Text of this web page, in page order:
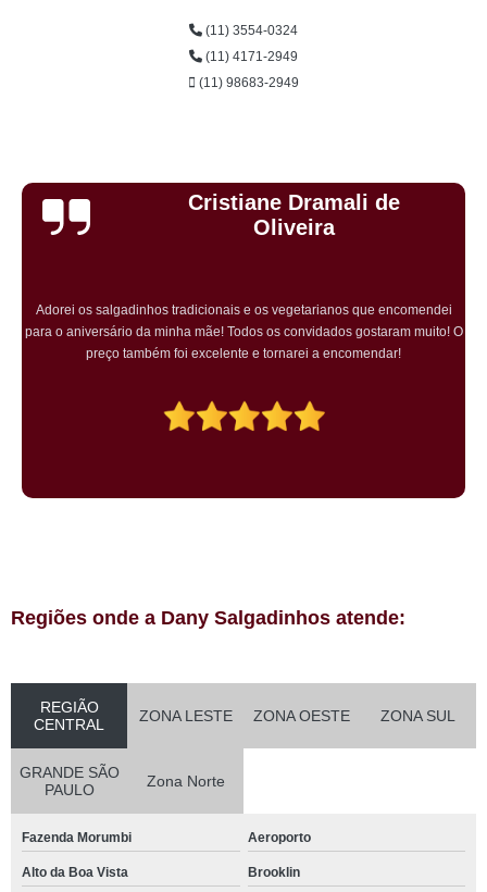
(11) 3554-0324
(11) 4171-2949
(11) 98683-2949
Cristiane Dramali de
Oliveira
Adorei os salgadinhos tradicionais e os vegetarianos que encomendei
para o aniversário da minha mãe! Todos os convidados gostaram muito! O
preço também foi excelente e tornarei a encomendar!
Regiões onde a Dany Salgadinhos atende:
REGIÃO
CENTRAL
ZONA LESTE ZONA OESTE ZONA SUL
GRANDE SÃO
PAULO
Zona Norte
Fazenda Morumbi Aeroporto
Alto da Boa Vista Brooklin